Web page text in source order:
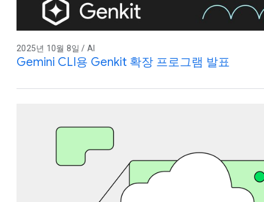
2025년 10월 8일 / AI
Gemini CLI용 Genkit 확장 프로그램 발표